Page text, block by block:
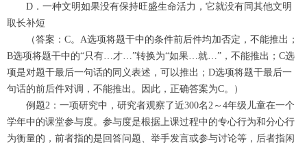
D．一种文明如果没有保持旺盛生命活力，它就没有同其他文明
取长补短
（答案：C。A选项将题干中的条件前后件均加否定，不能推出；
B选项将题干中的“只有…才…”转换为“如果…就…”，不能推出；C选
项是对题干最后一句话的同义表述，可以推出；D选项将题干最后一
句话的前后件对调，不能推出。因此，正确答案为C。）
例题2：一项研究中，研究者观察了近300名2～4年级儿童在一个
学年中的课堂参与度。参与度是根据上课过程中的专心行为和分心行
为衡量的，前者指的是回答问题、举手发言或参与讨论等，后者指闲